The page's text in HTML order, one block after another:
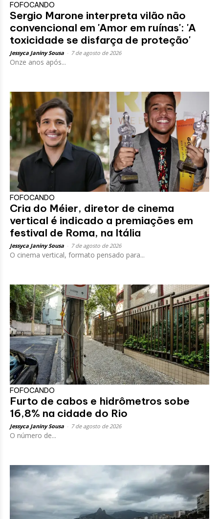
FOFOCANDO
Sergio Marone interpreta vilão não
convencional em 'Amor em ruínas': 'A
toxicidade se disfarça de proteção'
Jessyca Janiny Sousa 7 de agosto de 2026
Onze anos após...
FOFOCANDO
Cria do Méier, diretor de cinema
vertical é indicado a premiações em
festival de Roma, na Itália
Jessyca Janiny Sousa 7 de agosto de 2026
O cinema vertical, formato pensado para...
FOFOCANDO
Furto de cabos e hidrômetros sobe
16,8% na cidade do Rio
Jessyca Janiny Sousa 7 de agosto de 2026
O número de...